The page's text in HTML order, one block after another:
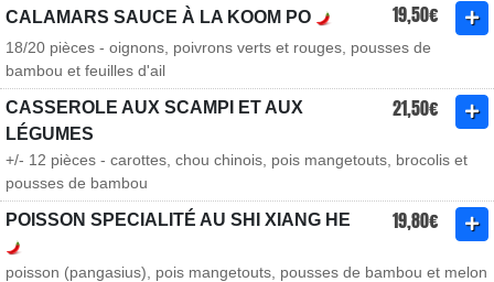
CALAMARS SAUCE À LA KOOM PO 19,50€
18/20 pièces - oignons, poivrons verts et rouges, pousses de
bambou et feuilles d'ail
CASSEROLE AUX SCAMPI ET AUX
LÉGUMES
21,50€
+/- 12 pièces - carottes, chou chinois, pois mangetouts, brocolis et
pousses de bambou
POISSON SPECIALITÉ AU SHI XIANG HE 19,80€
poisson (pangasius), pois mangetouts, pousses de bambou et melon